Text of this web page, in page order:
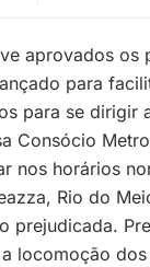
aprovados
para
para se dirigir
Consócio
horários
Rio do
prejudicada.
locomoção